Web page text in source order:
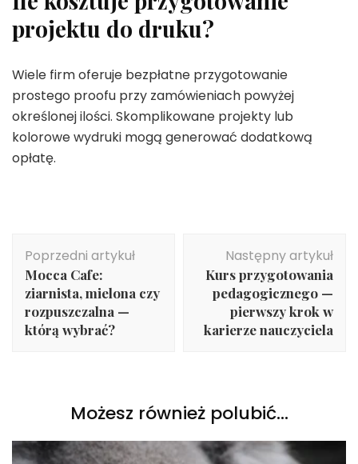
projektu do druku?
Wiele firm oferuje bezpłatne przygotowanie
prostego proofu przy zamówieniach powyżej
określonej ilości. Skomplikowane projekty lub
kolorowe wydruki mogą generować dodatkową
opłatę.
wpisu
Poprzedni artykuł
Mocca Cafe:
ziarnista, mielona czy
rozpuszczalna —
którą wybrać?
Następny artykuł
Kurs przygotowania
pedagogicznego —
pierwszy krok w
karierze nauczyciela
Możesz również polubić…